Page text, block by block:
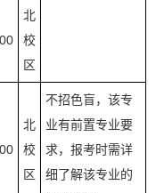
北
校
区
北
校
区
不招色盲，该专
业有前置专业要
求，报考时需详
细了解该专业的